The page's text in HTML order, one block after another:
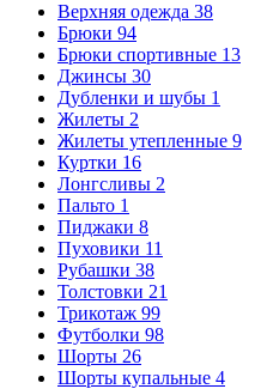
Верхняя одежда 38
Брюки 94
Брюки спортивные 13
Джинсы 30
Дубленки и шубы 1
Жилеты 2
Жилеты утепленные 9
Куртки 16
Лонгсливы 2
Пальто 1
Пиджаки 8
Пуховики 11
Рубашки 38
Толстовки 21
Трикотаж 99
Футболки 98
Шорты 26
Шорты купальные 4